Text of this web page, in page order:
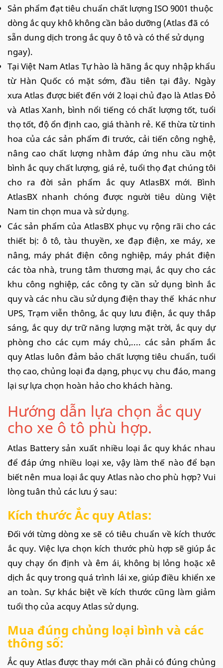
Sản phẩm đạt tiêu chuẩn chất lượng ISO 9001 thuộc
dòng ắc quy khô không cần bảo dưỡng (Atlas đã có
sẵn dung dịch trong ắc quy ô tô và có thể sử dụng
ngay).
Tại Việt Nam Atlas Tự hào là hãng ắc quy nhập khẩu
từ Hàn Quốc có mặt sớm, đầu tiên tại đây. Ngày
xưa Atlas được biết đến với 2 loại chủ đạo là Atlas Đỏ
và Atlas Xanh, bình nổi tiếng có chất lượng tốt, tuổi
thọ tốt, độ ổn định cao, giá thành rẻ. Kế thừa từ tinh
hoa của các sản phẩm đi trước, cải tiến công nghệ,
nâng cao chất lượng nhằm đáp ứng nhu cầu một
bình ắc quy chất lượng, giá rẻ, tuổi thọ đạt chúng tôi
cho ra đời sản phẩm ắc quy AtlasBX mới. Bình
AtlasBX nhanh chóng được người tiêu dùng Việt
Nam tin chọn mua và sử dụng.
Các sản phẩm của AtlasBX phục vụ rộng rãi cho các
thiết bị: ô tô, tàu thuyền, xe đạp điện, xe máy, xe
nâng, máy phát điện công nghiệp, máy phát điện
các tòa nhà, trung tâm thương mại, ắc quy cho các
khu công nghiệp, các công ty cần sử dụng bình ắc
quy và các nhu cầu sử dụng điện thay thế khác như
UPS, Trạm viễn thông, ắc quy lưu điện, ắc quy thắp
sáng, ắc quy dự trữ năng lượng mặt trời, ắc quy dự
phòng cho các cụm máy chủ,.... các sản phẩm ắc
quy Atlas luôn đảm bảo chất lượng tiêu chuẩn, tuổi
thọ cao, chủng loại đa dạng, phục vụ chu đáo, mang
lại sự lựa chọn hoàn hảo cho khách hàng.
Hướng dẫn lựa chọn ắc quy
cho xe ô tô phù hợp.
Atlas Battery sản xuất nhiều loại ắc quy khác nhau
để đáp ứng nhiều loại xe, vậy làm thế nào để bạn
biết nên mua loại ắc quy Atlas nào cho phù hợp? Vui
lòng tuân thủ các lưu ý sau:
Kích thước Ắc quy Atlas:
Đối với từng dòng xe sẽ có tiêu chuẩn về kích thước
ắc quy. Việc lựa chọn kích thước phù hợp sẽ giúp ắc
quy chạy ổn định và êm ái, không bị lỏng hoặc xê
dịch ắc quy trong quá trình lái xe, giúp điều khiển xe
an toàn. Sự khác biệt về kích thước cũng làm giảm
tuổi thọ của acquy Atlas sử dụng.
Mua đúng chủng loại bình và các
thông số:
Ắc quy Atlas được thay mới cần phải có đúng chủng